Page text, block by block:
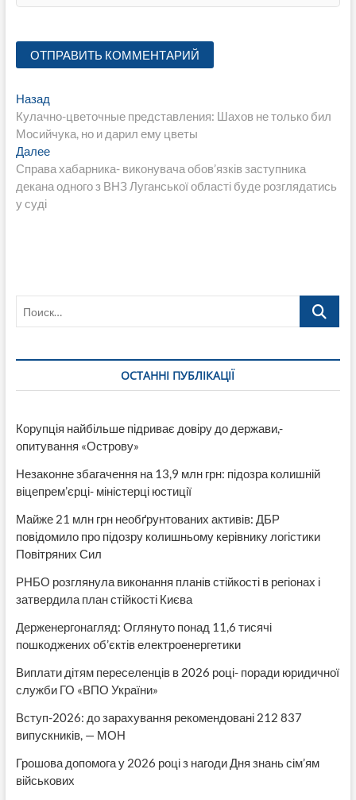
Навигация
по
записям
НазадПредыдущая
запись:
Кулачно-цветочные представления: Шахов не только бил
Мосийчука, но и дарил ему цветы
ДалееСледующая
запись:
Справа хабарника- виконувача обов’язків заступника
декана одного з ВНЗ Луганської області буде розглядатись
у суді
Поиск…
ОСТАННІ ПУБЛІКАЦІЇ
Корупція найбільше підриває довіру до держави,-
опитування «Острову»
Незаконне збагачення на 13,9 млн грн: підозра колишній
віцепрем’єрці- міністерці юстиції
Майже 21 млн грн необґрунтованих активів: ДБР
повідомило про підозру колишньому керівнику логістики
Повітряних Сил
РНБО розглянула виконання планів стійкості в регіонах і
затвердила план стійкості Києва
Держенергонагляд: Оглянуто понад 11,6 тисячі
пошкоджених об’єктів електроенергетики
Виплати дітям переселенців в 2026 році- поради юридичної
служби ГО «ВПО України»
Вступ-2026: до зарахування рекомендовані 212 837
випускників, — МОН
Грошова допомога у 2026 році з нагоди Дня знань сім’ям
військових